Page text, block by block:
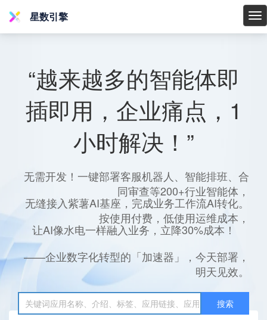
星
星数引擎
“越来越多的智能体即
插即用，企业痛点，1
小时解决！”
无需开发！一键部署客服机器人、智能排班、合
同审查等200+行业智能体，
无缝接入紫薯AI基座，完成业务工作流AI转化。
按使用付费，低使用运维成本，
让AI像水电一样融入业务，立降30%成本！
——企业数字化转型的「加速器」，今天部署，
明天见效。
搜索